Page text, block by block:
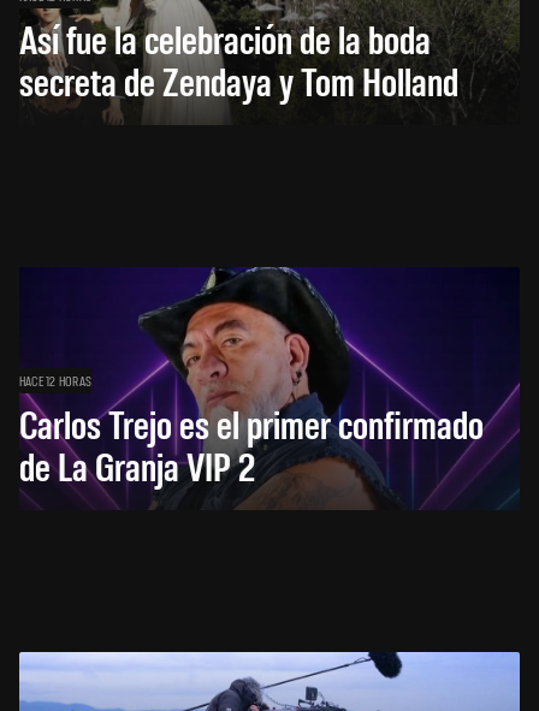
Así fue la celebración de la boda
secreta de Zendaya y Tom Holland
HACE 12 HORAS
Carlos Trejo es el primer confirmado
de La Granja VIP 2